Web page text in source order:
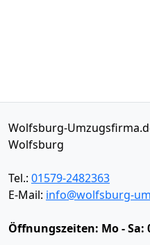
Wolfsburg-
Wolfsburg
Tel.: 01579-2482363
E-Mail: info@wolfsburg-
Öffnungszeiten: Mo - Sa: